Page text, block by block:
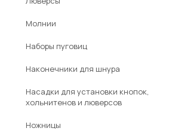
Молнии
Наборы пуговиц
Наконечники для шнура
Насадки для установки кнопок,
хольнитенов и люверсов
Ножницы